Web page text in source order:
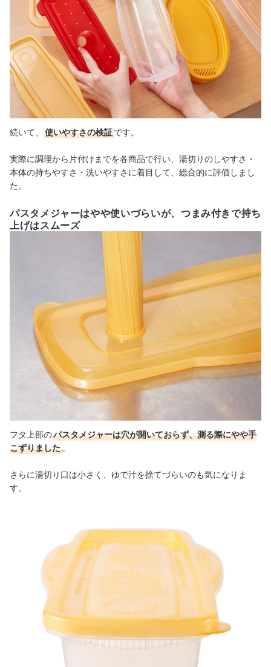
続いて、 使いやすさの検証です。
実際に調理から片付けまでを各商品で行い、湯切りのしやすさ・
本体の持ちやすさ・洗いやすさに着目して、総合的に評価しまし
た。
パスタメジャーはやや使いづらいが、つまみ付きで持ち
上げはスムーズ
フタ上部のパスタメジャーは穴が開いておらず、測る際にやや手
こずりました 。
さらに湯切り口は小さく、ゆで汁を捨てづらいのも気になりま
す。